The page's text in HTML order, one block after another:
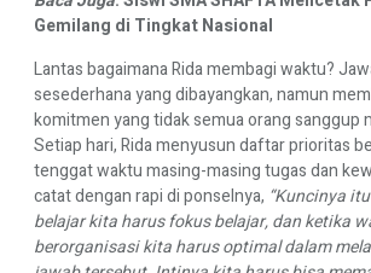
Gemilang di Tingkat Nasional
Lantas bagaimana Rida membagi waktu?
sesederhana yang dibayangkan, namun
komitmen yang tidak semua orang sanggup
Setiap hari, Rida menyusun daftar prioritas
tenggat waktu masing-masing tugas dan
catat dengan rapi di ponselnya, “Kuncinya
belajar kita harus fokus belajar, dan ketika
berorganisasi kita harus optimal dalam